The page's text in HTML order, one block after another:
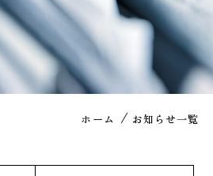
ホーム お知らせ一覧